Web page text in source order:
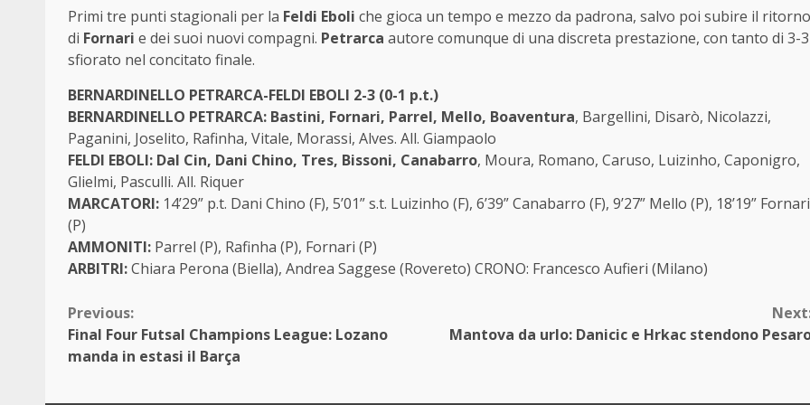
Primi tre punti stagionali per la Feldi Eboli che gioca un tempo e mezzo da padrona, salvo poi subire il ritorno
di Fornari e dei suoi nuovi compagni. Petrarca autore comunque di una discreta prestazione, con tanto di 3-3
sfiorato nel concitato finale.
BERNARDINELLO PETRARCA-FELDI EBOLI 2-3 (0-1 p.t.)
BERNARDINELLO PETRARCA: Bastini, Fornari, Parrel, Mello, Boaventura, Bargellini, Disarò, Nicolazzi,
Paganini, Joselito, Rafinha, Vitale, Morassi, Alves. All. Giampaolo
FELDI EBOLI: Dal Cin, Dani Chino, Tres, Bissoni, Canabarro, Moura, Romano, Caruso, Luizinho, Caponigro,
Glielmi, Pasculli. All. Riquer
MARCATORI: 14’29” p.t. Dani Chino (F), 5’01” s.t. Luizinho (F), 6’39” Canabarro (F), 9’27” Mello (P), 18’19” Fornari
(P)
AMMONITI: Parrel (P), Rafinha (P), Fornari (P)
ARBITRI:Chiara Perona (Biella), Andrea Saggese (Rovereto) CRONO: Francesco Aufieri (Milano)
Continue
Reading
Previous:
Final Four Futsal Champions League: Lozano
manda in estasi il Barça
Mantova da urlo: Danicic e Hrkac stendono